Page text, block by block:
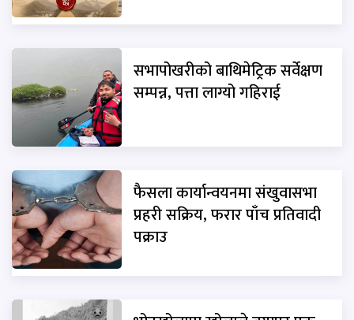
सभापोखरीको बाथिमेट्रिक सर्वेक्षण
सम्पन्न, पत्ता लाग्यो गहिराई
फैसला कार्यान्वयनमा संखुवासभा
प्रहरी सक्रिय, फरार पाँच प्रतिवादी
पक्राउ